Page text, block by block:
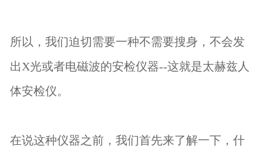
所以，我们迫切需要一种不需要搜身，不会发
出X光或者电磁波的安检仪器--这就是太赫兹人
体安检仪。
在说这种仪器之前，我们首先来了解一下，什